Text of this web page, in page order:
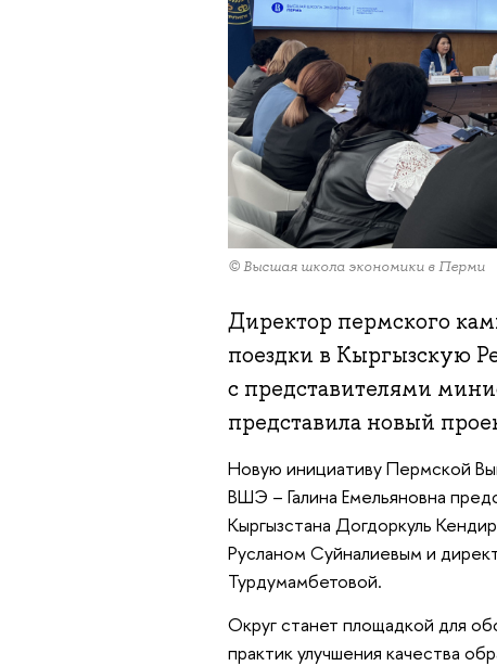
© Высшая школа экономики в Перми
Директор пермского
поездки в Кыргызскую
с представителями
представила новый
Новую инициативу Пермской
ВШЭ – Галина Емельяновна
Кыргызстана Догдоркуль
Русланом Суйналиевым и
Турдумамбетовой.
Округ станет площадкой для
практик улучшения качества